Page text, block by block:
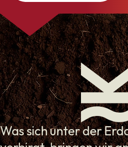
Was sich unter der